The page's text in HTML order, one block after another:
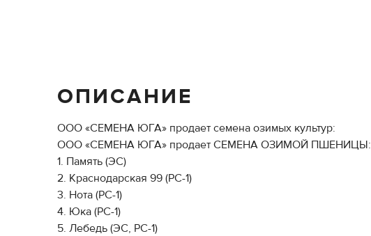
ОПИСАНИЕ
ООО «СЕМЕНА ЮГА» продает семена озимых культур:
ООО «СЕМЕНА ЮГА» продает СЕМЕНА ОЗИМОЙ ПШЕНИЦЫ:
1. Память (ЭС)
2. Краснодарская 99 (РС-1)
3. Нота (РС-1)
4. Юка (РС-1)
5. Лебедь (ЭС, РС-1)